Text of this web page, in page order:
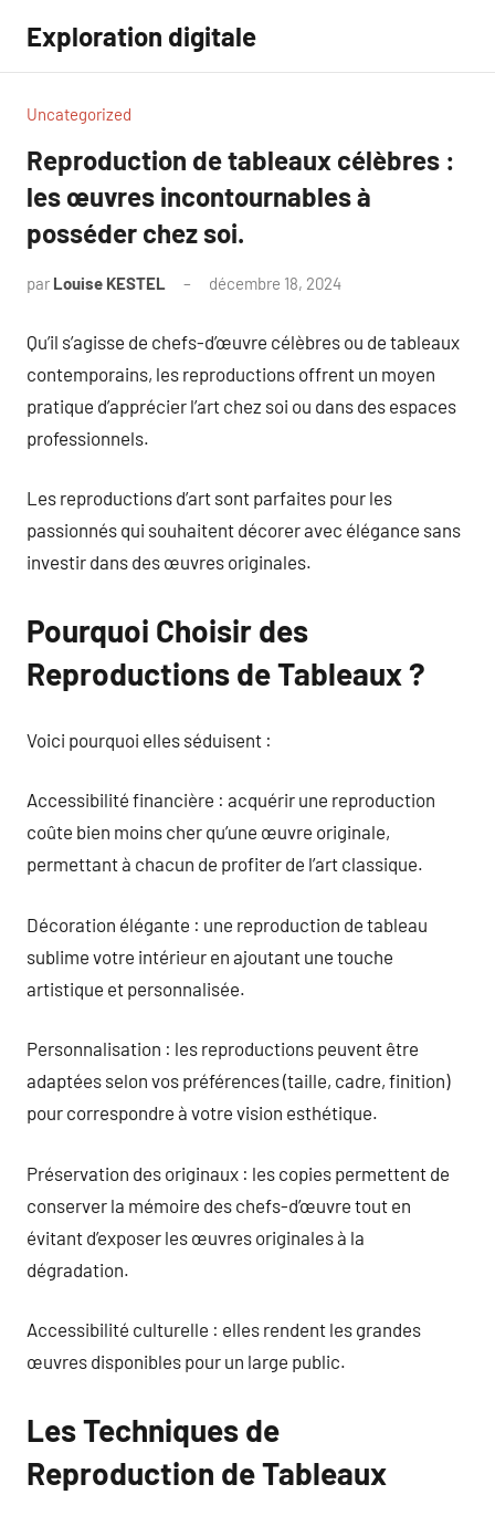
contenu
Exploration digitale
Uncategorized
Reproduction de tableaux célèbres :
les œuvres incontournables à
posséder chez soi.
par Louise KESTEL décembre 18, 2024
Qu’il s’agisse de chefs-d’œuvre célèbres ou de tableaux
contemporains, les reproductions offrent un moyen
pratique d’apprécier l’art chez soi ou dans des espaces
professionnels.
Les reproductions d’art sont parfaites pour les
passionnés qui souhaitent décorer avec élégance sans
investir dans des œuvres originales.
Pourquoi Choisir des
Reproductions de Tableaux ?
Voici pourquoi elles séduisent :
Accessibilité financière : acquérir une reproduction
coûte bien moins cher qu’une œuvre originale,
permettant à chacun de profiter de l’art classique.
Décoration élégante : une reproduction de tableau
sublime votre intérieur en ajoutant une touche
artistique et personnalisée.
Personnalisation : les reproductions peuvent être
adaptées selon vos préférences (taille, cadre, finition)
pour correspondre à votre vision esthétique.
Préservation des originaux : les copies permettent de
conserver la mémoire des chefs-d’œuvre tout en
évitant d’exposer les œuvres originales à la
dégradation.
Accessibilité culturelle : elles rendent les grandes
œuvres disponibles pour un large public.
Les Techniques de
Reproduction de Tableaux